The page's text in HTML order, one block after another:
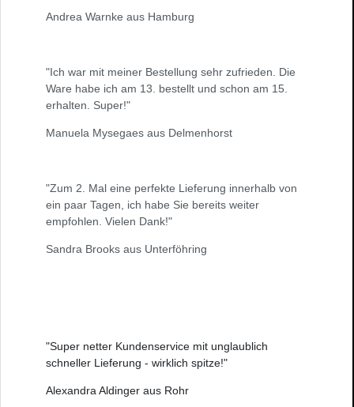
Andrea Warnke aus Hamburg
"Ich war mit meiner Bestellung sehr zufrieden. Die
Ware habe ich am 13. bestellt und schon am 15.
erhalten. Super!"
Manuela Mysegaes aus Delmenhorst
"Zum 2. Mal eine perfekte Lieferung innerhalb von
ein paar Tagen, ich habe Sie bereits weiter
empfohlen. Vielen Dank!"
Sandra Brooks aus Unterföhring
"Super netter Kundenservice mit unglaublich
schneller Lieferung - wirklich spitze!"
Alexandra Aldinger aus Rohr